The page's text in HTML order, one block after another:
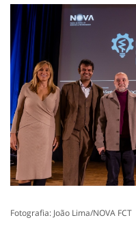
Fotografia: João Lima/NOVA FCT